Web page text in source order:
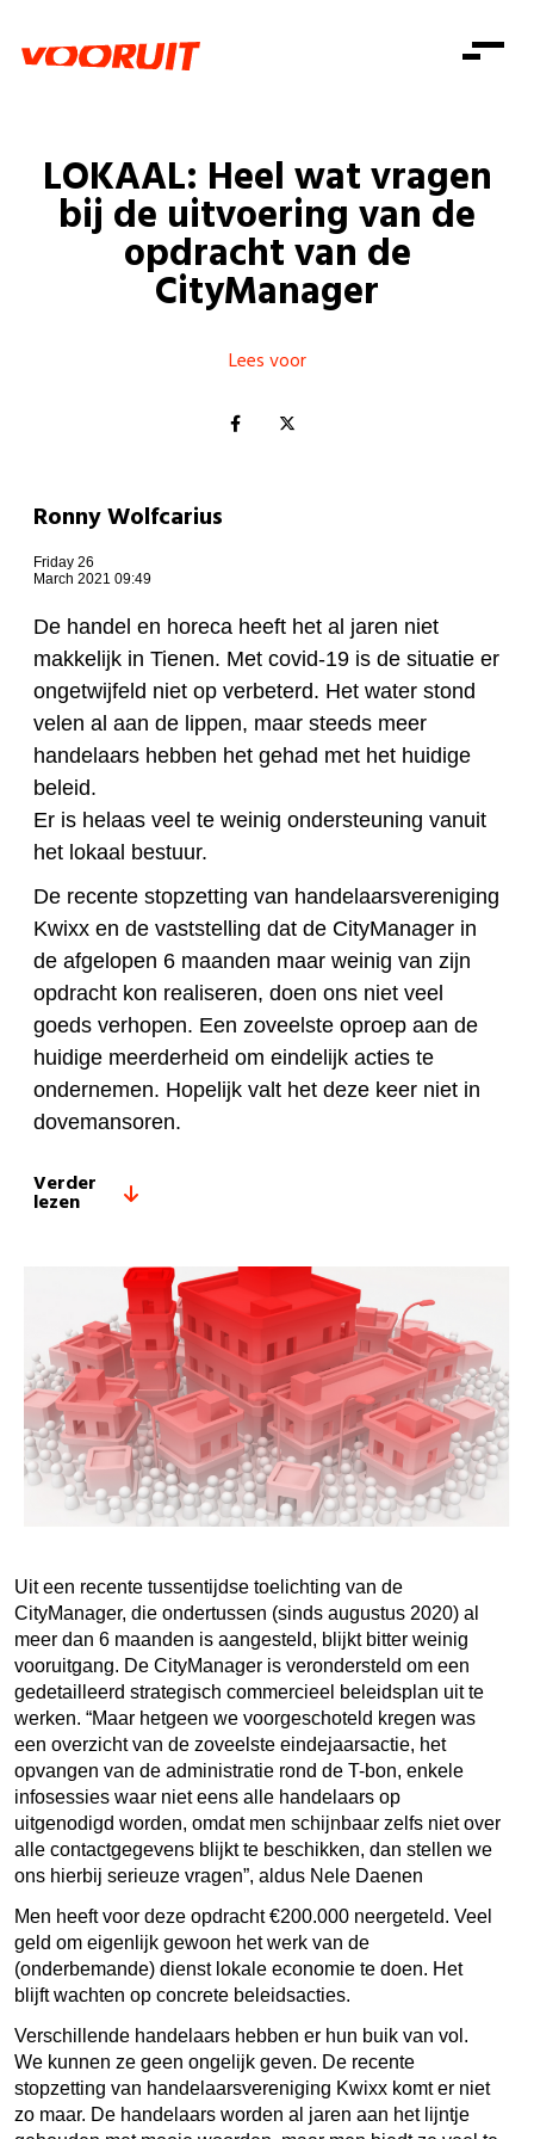
Zorg
Gelijke kansen
Welzijn
Kinderen en jongeren
Onze mensen
Standpunten
Vacatures
Doe mee
Doe mee
Word lid
Shop
Zoeken
Login
Login
LOKAAL: Heel wat vragen
bij de uitvoering van de
opdracht van de
CityManager
Lees voor
Ronny Wolfcarius
Friday 26
March 2021 09:49
De handel en horeca heeft het al jaren niet
makkelijk in Tienen. Met covid-19 is de situatie er
ongetwijfeld niet op verbeterd. Het water stond
velen al aan de lippen, maar steeds meer
handelaars hebben het gehad met het huidige
beleid.
Er is helaas veel te weinig ondersteuning vanuit
het lokaal bestuur.
De recente stopzetting van handelaarsvereniging
Kwixx en de vaststelling dat de CityManager in
de afgelopen 6 maanden maar weinig van zijn
opdracht kon realiseren, doen ons niet veel
goeds verhopen. Een zoveelste oproep aan de
huidige meerderheid om eindelijk acties te
ondernemen. Hopelijk valt het deze keer niet in
dovemansoren.
Verder
lezen
Uit een recente tussentijdse toelichting van de
CityManager, die ondertussen (sinds augustus 2020) al
meer dan 6 maanden is aangesteld, blijkt bitter weinig
vooruitgang. De CityManager is verondersteld om een
gedetailleerd strategisch commercieel beleidsplan uit te
werken. “Maar hetgeen we voorgeschoteld kregen was
een overzicht van de zoveelste eindejaarsactie, het
opvangen van de administratie rond de T-bon, enkele
infosessies waar niet eens alle handelaars op
uitgenodigd worden, omdat men schijnbaar zelfs niet over
alle contactgegevens blijkt te beschikken, dan stellen we
ons hierbij serieuze vragen”, aldus Nele Daenen
Men heeft voor deze opdracht €200.000 neergeteld. Veel
geld om eigenlijk gewoon het werk van de
(onderbemande) dienst lokale economie te doen. Het
blijft wachten op concrete beleidsacties.
Verschillende handelaars hebben er hun buik van vol.
We kunnen ze geen ongelijk geven. De recente
stopzetting van handelaarsvereniging Kwixx komt er niet
zo maar. De handelaars worden al jaren aan het lijntje